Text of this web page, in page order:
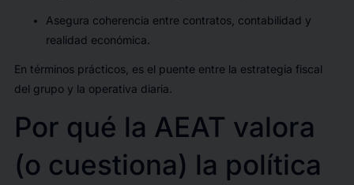
Asegura coherencia entre contratos, contabilidad y
realidad económica.
En términos prácticos, es el puente entre la estrategia fiscal
del grupo y la operativa diaria.
Por qué la AEAT valora
(o cuestiona) la política